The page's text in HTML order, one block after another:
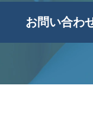
お問い合わ